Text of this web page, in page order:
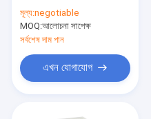
গ্লুকোজ লিপিড প্যানেল ইউরিক
অ্যাসিড টেস্ট
মূল্য:negotiable
MOQ:আলোচনা সাপেক্ষ
সর্বশেষ দাম পান
এখন যোগাযোগ